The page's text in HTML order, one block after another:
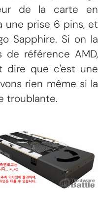
de la carte en
une prise 6 pins, et
Sapphire. Si on la
de référence AMD,
dire que c'est une
rien même si la
troublante.